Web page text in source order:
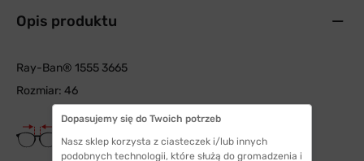
Opis produktu
Ray-Ban® 1555 3665
Rozmiar: 46
Szerokość mostka
16 mm
Dopasujemy się do Twoich potrzeb
Nasz sklep korzysta z ciasteczek i/lub innych
podobnych technologii, które służą do gromadzenia i